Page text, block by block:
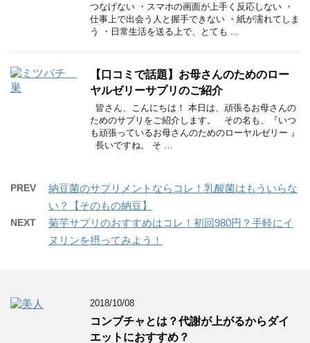
つなげない ・スマホの画面が上手く反応しない ・
仕事上で出会う人と握手できない ・紙が濡れてしま
う ・日常生活を送る上で、とても …
【口コミで話題】お母さんのためのロー
ヤルゼリーサプリのご紹介
皆さん、こんにちは！ 本日は、頑張るお母さんの
ためのサプリをご紹介します。 その名も、『いつ
も頑張っているお母さんのためのローヤルゼリー 』
長いですね。 そ …
PREV
納豆菌のサプリメントならコレ！乳酸菌はもういらな
い？【そのもの納豆】
NEXT
菊芋サプリのおすすめはコレ！初回980円？手軽にイ
ヌリンを摂ってみよう！
2018/10/08
コンブチャとは？代謝が上がるからダイ
エットにおすすめ？